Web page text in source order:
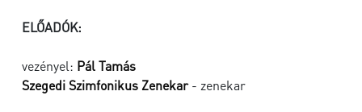
ELŐADÓK:
vezényel: Pál Tamás
Szegedi Szimfonikus Zenekar- zenekar